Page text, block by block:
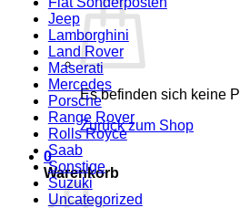
Es befinden sich keine
Zurück zum Shop
0
Warenkorb
Jeep
Lamborghini
Land Rover
Maserati
Mercedes
Porsche
Range Rover
Rolls Royce
Saab
Sonstige
Suzuki
Uncategorized